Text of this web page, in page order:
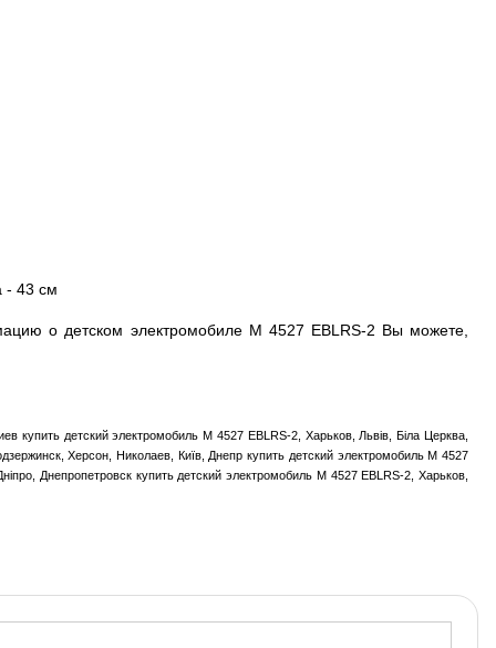
- 43 см
о детском электромобиле M 4527 EBLRS-2 Вы можете,
детский электромобиль M 4527 EBLRS-2, Харьков, Львів, Біла Церква,
Херсон, Николаев, Київ, Днепр купить детский электромобиль M 4527
Днепропетровск купить детский электромобиль M 4527 EBLRS-2, Харьков,